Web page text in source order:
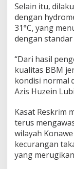
Selain itu,
dengan
31°C, yang
dengan
“Dari hasil
kualitas BBM
kondisi normal
Azis Huzein
Kasat Reskrim
terus
wilayah
kecurangan
yang